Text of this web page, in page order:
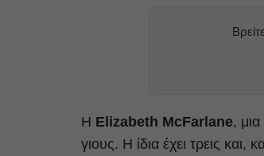
Η Elizabeth McFarlane,
γιους. Η ίδια έχει τρεις και,